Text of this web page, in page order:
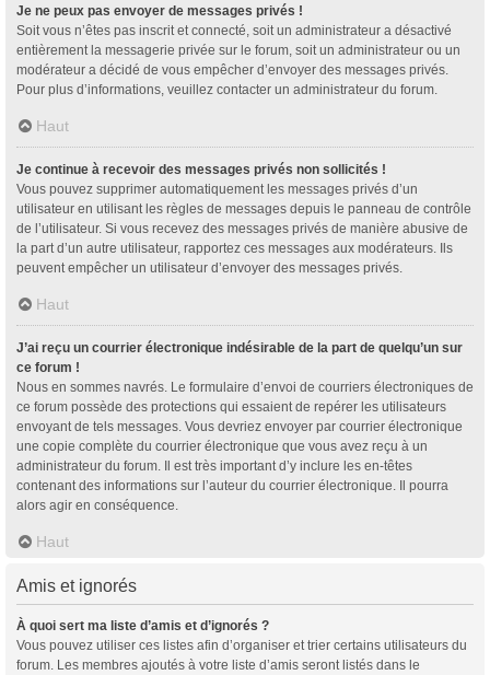
Je ne peux pas envoyer de messages privés !
Soit vous n’êtes pas inscrit et connecté, soit un administrateur a désactivé
entièrement la messagerie privée sur le forum, soit un administrateur ou un
modérateur a décidé de vous empêcher d’envoyer des messages privés.
Pour plus d’informations, veuillez contacter un administrateur du forum.
Haut
Je continue à recevoir des messages privés non sollicités !
Vous pouvez supprimer automatiquement les messages privés d’un
utilisateur en utilisant les règles de messages depuis le panneau de contrôle
de l’utilisateur. Si vous recevez des messages privés de manière abusive de
la part d’un autre utilisateur, rapportez ces messages aux modérateurs. Ils
peuvent empêcher un utilisateur d’envoyer des messages privés.
Haut
J’ai reçu un courrier électronique indésirable de la part de quelqu’un sur
ce forum !
Nous en sommes navrés. Le formulaire d’envoi de courriers électroniques de
ce forum possède des protections qui essaient de repérer les utilisateurs
envoyant de tels messages. Vous devriez envoyer par courrier électronique
une copie complète du courrier électronique que vous avez reçu à un
administrateur du forum. Il est très important d’y inclure les en-têtes
contenant des informations sur l’auteur du courrier électronique. Il pourra
alors agir en conséquence.
Haut
Amis et ignorés
À quoi sert ma liste d’amis et d’ignorés ?
Vous pouvez utiliser ces listes afin d’organiser et trier certains utilisateurs du
forum. Les membres ajoutés à votre liste d’amis seront listés dans le